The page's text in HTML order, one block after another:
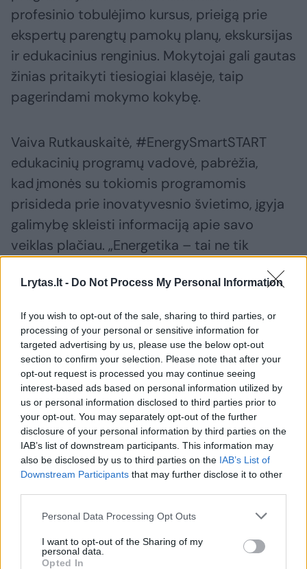
Lrytas.lt - Do Not Process My Personal Information
If you wish to opt-out of the sale, sharing to third parties, or
processing of your personal or sensitive information for
targeted advertising by us, please use the below opt-out
section to confirm your selection. Please note that after your
opt-out request is processed you may continue seeing
interest-based ads based on personal information utilized by
us or personal information disclosed to third parties prior to
your opt-out. You may separately opt-out of the further
disclosure of your personal information by third parties on the
IAB’s list of downstream participants. This information may
also be disclosed by us to third parties on the IAB’s List of
Downstream Participants that may further disclose it to other
Personal Data Processing Opt Outs
I want to opt-out of the Sharing of my
personal data.
Opted In
profesinio tobulėjimo kursus, prieigą prie
ekspertų parengtų pamokų planų, ekskursijas
ir edukacinius renginius. Mokytojai gali gautas
žinias pritaikyti tiesiogiai klasėje, taip
pagerindami mokymo kokybę.
Vaiva Rutkauskaitė, #EnergySmartSTART
edukacinių programų vadovė, pabrėžia,
kad įmonės su tokiomis programomis
prisideda prie inovatyvesnio švietimo, įgyja
galimybę skleisti informaciją apie savo
veiklas plačiau. „Energetika – tai ne tik
profesionalumas bei atsakomybė. Svarbu
suprastų šios srities reikšmę ir įžvelgtų
karjeros joje galimybes“, – teigia ji.
Pasak „Žinių ekonomikos forumo“, kuris
prisidėjo prie energetinio efektyvumo
švietimo programos kūrimo, direktorės
Nedos Žutautaitės, švietimo programa
pirmiausia didina bendrą žinojimą apie
energetinio efektyvumo, klimato kaitos
procesus. Mokytojai dažnai naujai įgytomis
žiniomis yra linkę pasidalinti su kolegomis,
taip pat, dalyvaudami programoje, jas